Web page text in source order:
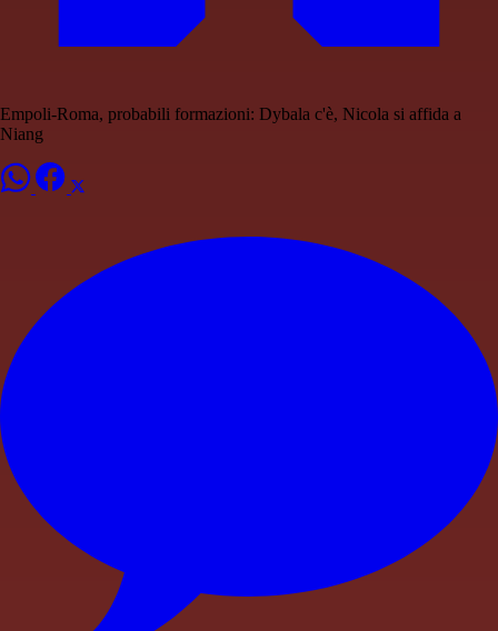
Empoli-Roma, probabili formazioni: Dybala c'è, Nicola si affida a
Niang